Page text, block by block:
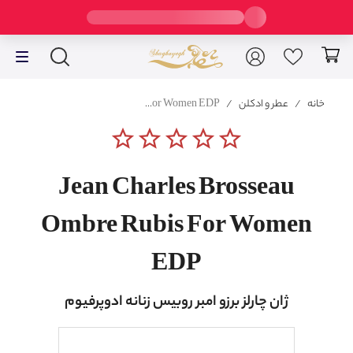
خانه / عطر و ادکلن /
Jean Charles Brosseau Ombre Rubis For Women EDP
star_borderstar_borderstar_borderstar_borderstar_border
Jean Charles Brosseau
Ombre Rubis For Women
EDP
ژان چارلز برزو امبر روبیس زنانه ادوپرفیوم